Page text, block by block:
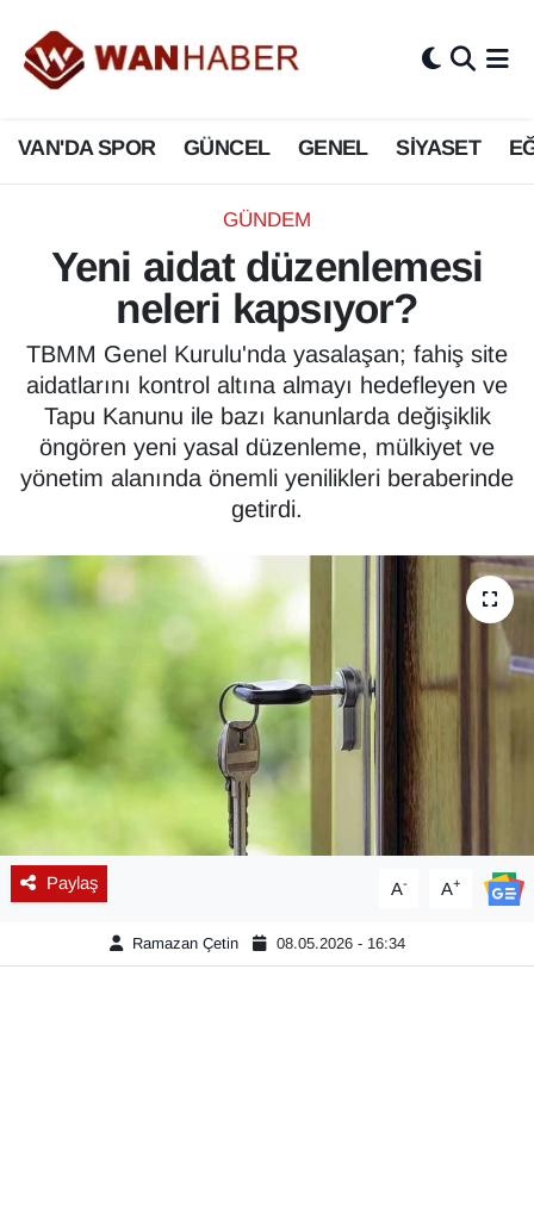
VAN'DA SPOR GÜNCEL GENEL SİYASET
GÜNDEM
Yeni aidat düzenlemesi
neleri kapsıyor?
TBMM Genel Kurulu'nda yasalaşan; fahiş site
aidatlarını kontrol altına almayı hedefleyen ve
Tapu Kanunu ile bazı kanunlarda değişiklik
öngören yeni yasal düzenleme, mülkiyet ve
yönetim alanında önemli yenilikleri beraberinde
getirdi.
Paylaş A- A+
Ramazan Çetin 08.05.2026 - 16:34
3.SAYFA
ASAYİŞ
BİLİM VE TEKNOLOJİ
Biyografi
ÇEVRE
Deprem
Dernekler, Odalar
Diğer
EĞİTİM
EKONOMİ
Emlak
En çok konuşulanlar
Van Nöbetçi Eczaneler
Van Hava Durumu
Van Namaz Vakitleri
Van Trafik Yoğunluk Haritası
Süper Lig Puan Durumu ve Fikstür
Tüm Manşetler
Son Dakika Haberleri